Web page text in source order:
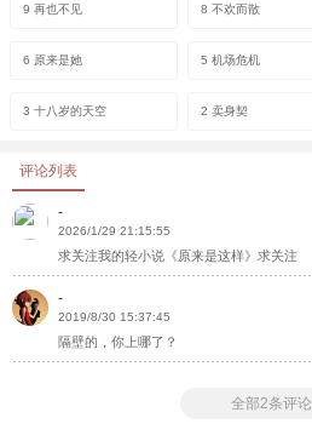
9 再也不见 8 不欢而散
6 原来是她 5 机场危机
3 十八岁的天空 2 卖身契
评论列表
-
2026/1/29 21:15:55
求关注我的轻小说《原来是这样》求关注
-
2019/8/30 15:37:45
隔壁的，你上哪了？
全部2条评论